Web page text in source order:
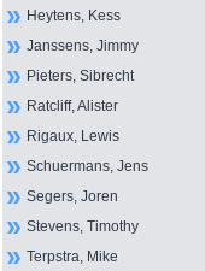
Heytens, Kess
Janssens, Jimmy
Pieters, Sibrecht
Ratcliff, Alister
Rigaux, Lewis
Schuermans, Jens
Segers, Joren
Stevens, Timothy
Terpstra, Mike